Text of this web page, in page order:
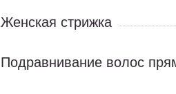
Женская стрижка
Подравнивание волос